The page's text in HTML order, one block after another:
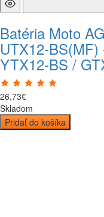
Batéria Moto
UTX12-
YTX12-BS /
26,73€
Skladom
Pridať do košíka